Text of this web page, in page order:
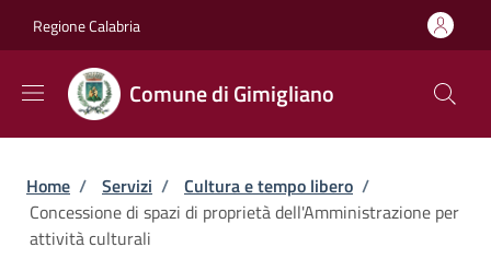
Regione Calabria
Comune di Gimigliano
Briciole di pane
Home / Servizi / Cultura e tempo libero /
Concessione di spazi di proprietà dell'Amministrazione per
attività culturali